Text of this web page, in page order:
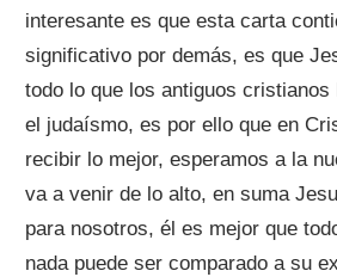
interesante es que esta carta
significativo por demás, es que
todo lo que los antiguos cristianos
el judaísmo, es por ello que en
recibir lo mejor, esperamos a la
va a venir de lo alto, en suma
para nosotros, él es mejor que
nada puede ser comparado a su